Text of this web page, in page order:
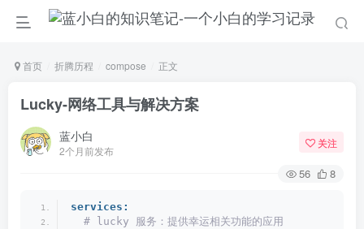
首页 折腾历程 compose 正文
Lucky-网络工具与解决方案
蓝小白
2个月前发布
关注
56 8
services:
# lucky 服务：提供幸运相关功能的应用